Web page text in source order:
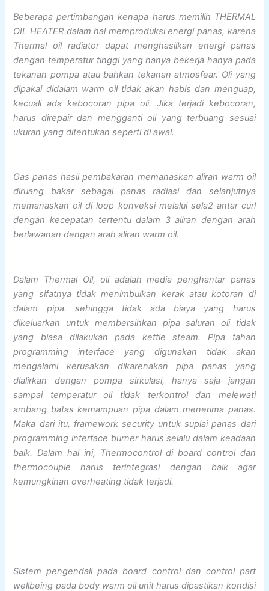
Beberapa pertimbangan kenapa harus memilih THERMAL
OIL HEATER dalam hal memproduksi energi panas, karena
Thermal oil radiator dapat menghasilkan energi panas
dengan temperatur tinggi yang hanya bekerja hanya pada
tekanan pompa atau bahkan tekanan atmosfear. Oli yang
dipakai didalam warm oil tidak akan habis dan menguap,
kecuali ada kebocoran pipa oli. Jika terjadi kebocoran,
harus direpair dan mengganti oli yang terbuang sesuai
ukuran yang ditentukan seperti di awal.
Gas panas hasil pembakaran memanaskan aliran warm oil
diruang bakar sebagai panas radiasi dan selanjutnya
memanaskan oil di loop konveksi melalui sela2 antar curl
dengan kecepatan tertentu dalam 3 aliran dengan arah
berlawanan dengan arah aliran warm oil.
Dalam Thermal Oil, oli adalah media penghantar panas
yang sifatnya tidak menimbulkan kerak atau kotoran di
dalam pipa. sehingga tidak ada biaya yang harus
dikeluarkan untuk membersihkan pipa saluran oli tidak
yang biasa dilakukan pada kettle steam. Pipa tahan
programming interface yang digunakan tidak akan
mengalami kerusakan dikarenakan pipa panas yang
dialirkan dengan pompa sirkulasi, hanya saja jangan
sampai temperatur oli tidak terkontrol dan melewati
ambang batas kemampuan pipa dalam menerima panas.
Maka dari itu, framework security untuk suplai panas dari
programming interface burner harus selalu dalam keadaan
baik. Dalam hal ini, Thermocontrol di board control dan
thermocouple harus terintegrasi dengan baik agar
kemungkinan overheating tidak terjadi.
Sistem pengendali pada board control dan control part
wellbeing pada body warm oil unit harus dipastikan kondisi